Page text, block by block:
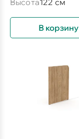
Высота122 см
В корзину